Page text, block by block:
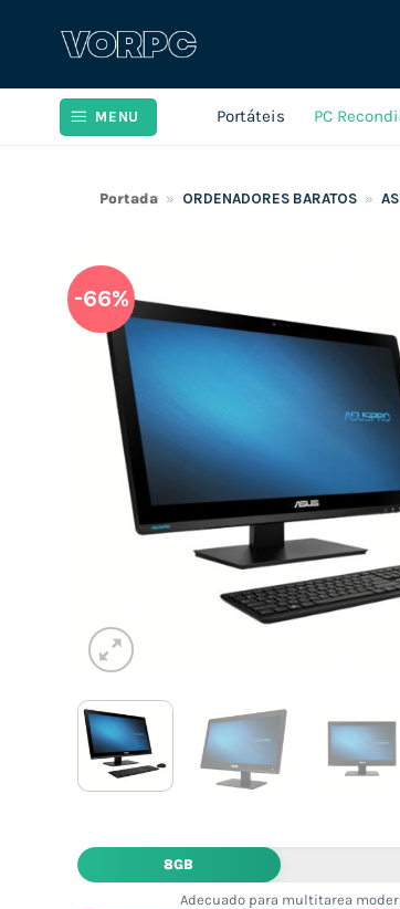
MENU Portáteis PC
Portada » ORDENADORES BARATOS »
-66%
8GB
Adecuado para multitarea